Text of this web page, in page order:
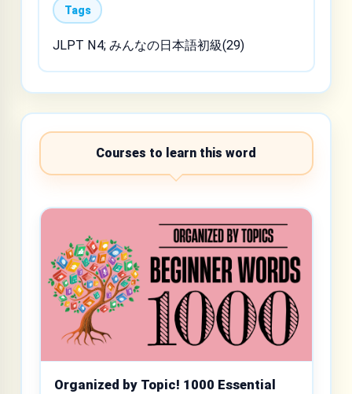
Tags
JLPT N4; みんなの日本語初級(29)
Courses to learn this word
Organized by Topic! 1000 Essential